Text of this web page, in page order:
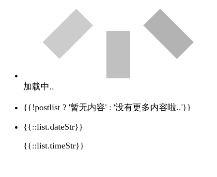
加载中..
{{!postlist ? '暂无内容' : '没有更多内容啦..'}}
{{::list.dateStr}}
{{::list.timeStr}}